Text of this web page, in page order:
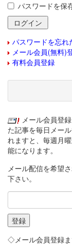
パスワードを保
パスワードを忘れ
メール会員(無料)
有料会員登録
メール会員登
た記事を毎日メー
れますと、毎週月
能になります。
メール配信を希望
下さい。
◇メール会員登録